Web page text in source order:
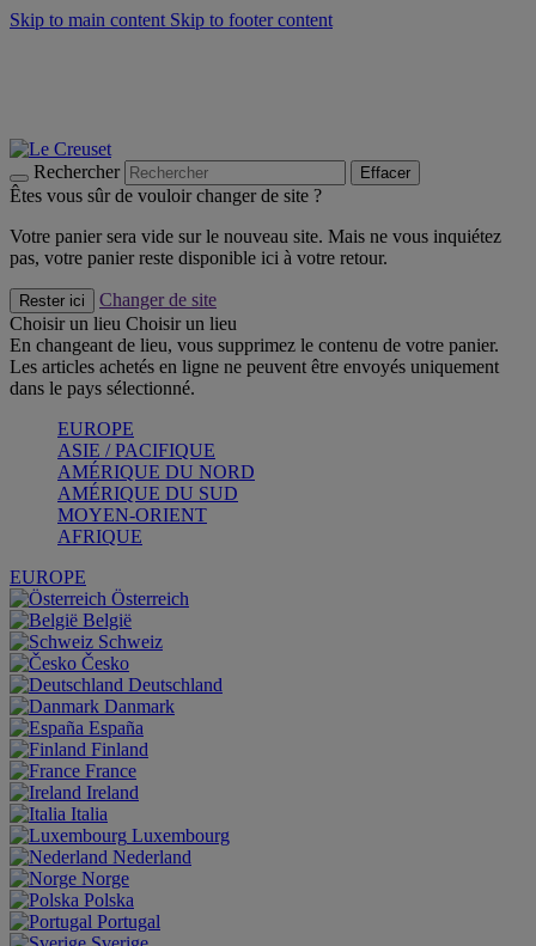
Skip to main content Skip to footer content
Rechercher Effacer
Êtes vous sûr de vouloir changer de site ?
Votre panier sera vide sur le nouveau site. Mais ne vous inquiétez
pas, votre panier reste disponible ici à votre retour.
Rester ici
Changer de site
Choisir un lieu Choisir un lieu
En changeant de lieu, vous supprimez le contenu de votre panier.
Les articles achetés en ligne ne peuvent être envoyés uniquement
dans le pays sélectionné.
EUROPE
ASIE / PACIFIQUE
AMÉRIQUE DU NORD
AMÉRIQUE DU SUD
MOYEN-ORIENT
AFRIQUE
EUROPE
Österreich
België
Schweiz
Česko
Deutschland
Danmark
España
Finland
France
Ireland
Italia
Luxembourg
Nederland
Norge
Polska
Portugal